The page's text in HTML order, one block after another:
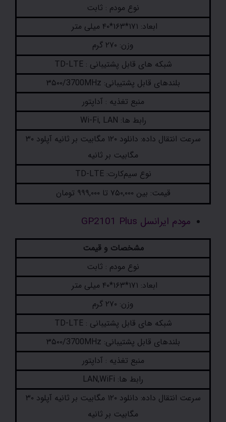
نوع مودم : ثابت
ابعاد: ۱۷۱*۱۶۳*۴۰ میلی متر
وزن: ۲۷۰ گرم
شبکه های قابل پشتیبانی : TD-LTE
بلندهای قابل پشتیبانی: ۳۵۰۰/3700MHz
منبع تغذیه : آداپتور
رابط ها: Wi-Fi, LAN
سرعت انتقال داده: دانلود ۱۲۰ مگابیت بر ثانیه آپلود ۳۰
مگابیت بر ثانیه
نوع سیم‌کارت: TD-LTE
قیمت: بین ۷۵۰,۰۰۰ تا ۹۹۹,۰۰۰ تومان
مودم ایرانسل GP2101 Plus
مشخصات و قیمت
نوع مودم : ثابت
ابعاد: ۱۷۱*۱۶۳*۴۰ میلی متر
وزن: ۲۷۰ گرم
شبکه های قابل پشتیبانی : TD-LTE
بلندهای قابل پشتیبانی: ۳۵۰۰/3700MHz
منبع تغذیه : آداپتور
رابط ها: LAN,WiFi
سرعت انتقال داده: دانلود ۱۲۰ مگابیت بر ثانیه آپلود ۳۰
مگابیت بر ثانیه